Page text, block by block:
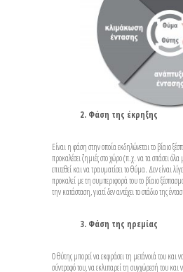
2. Φάση της έκρηξης
Είναι η φάση στην οποία εκδηλώνεται το βίαιο
προκαλέσει ζημιές στο χώρο (π.χ. να τα σπάσει όλα
επιτεθεί και να τραυματίσει το θύμα. Δεν είναι
προκαλεί με τη συμπεριφορά του το βίαιο
την κατάσταση, γιατί δεν αντέχει το στάδιο της
3. Φάση της ηρεμίας
Ο θύτης μπορεί να εκφράσει τη μετάνοιά του και
σύντροφό του, να εκλιπαρεί τη συγχώρεσή του και